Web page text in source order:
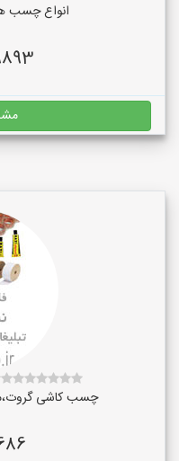
انواع چسب های 123 و
چسب کاشی